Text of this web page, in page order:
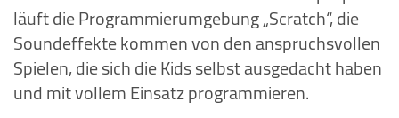
läuft die Programmierumgebung „Scratch“, die
Soundeffekte kommen von den anspruchsvollen
Spielen, die sich die Kids selbst ausgedacht haben
und mit vollem Einsatz programmieren.